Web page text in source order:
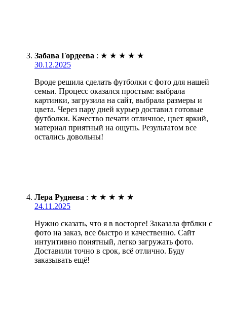
Забава Гордеева : ★ ★ ★ ★ ★
30.12.2025
Вроде решила сделать футболки с фото для нашей
семьи. Процесс оказался простым: выбрала
картинки, загрузила на сайт, выбрала размеры и
цвета. Через пару дней курьер доставил готовые
футболки. Качество печати отличное, цвет яркий,
материал приятный на ощупь. Результатом все
остались довольны!
Лера Руднева : ★ ★ ★ ★ ★
24.11.2025
Нужно сказать, что я в восторге! Заказала фтблки с
фото на заказ, все быстро и качественно. Сайт
интуитивно понятный, легко загружать фото.
Доставили точно в срок, всё отлично. Буду
заказывать ещё!